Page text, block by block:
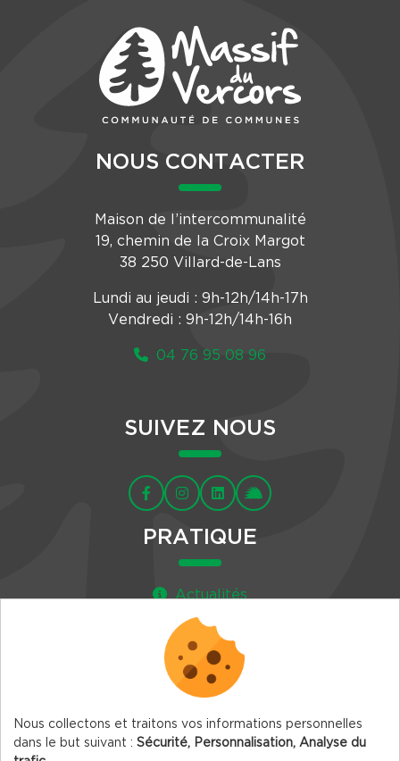
NOUS CONTACTER
Maison de l’intercommunalité
19, chemin de la Croix Margot
38 250 Villard-de-Lans
Lundi au jeudi : 9h-12h/14h-17h
Vendredi : 9h-12h/14h-16h
04 76 95 08 96
SUIVEZ NOUS
PRATIQUE
Actualités
Agenda
Newsletter
Nous collectons et traitons vos informations personnelles
dans le but suivant : Sécurité, Personnalisation, Analyse du